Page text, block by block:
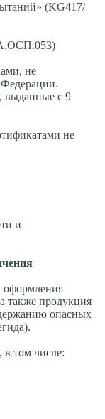
(KG417/
не
выданные с 9
не
и
также продукция
опасных
в том числе: